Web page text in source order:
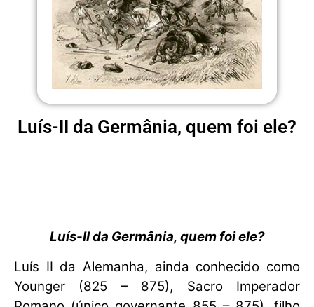
Luís-II da Germânia, quem foi ele?
Luís-II da Germânia, quem foi ele?
Luís II da Alemanha, ainda conhecido como
Younger (825 – 875), Sacro Imperador